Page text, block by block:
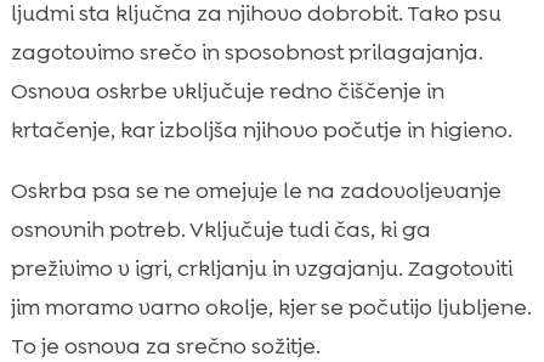
ljudmi sta ključna za njihovo dobrobit. Tako psu
zagotovimo srečo in sposobnost prilagajanja.
Osnova oskrbe vključuje redno čiščenje in
krtačenje, kar izboljša njihovo počutje in higieno.
Oskrba psa se ne omejuje le na zadovoljevanje
osnovnih potreb. Vključuje tudi čas, ki ga
preživimo v igri, crkljanju in vzgajanju. Zagotoviti
jim moramo varno okolje, kjer se počutijo ljubljene.
To je osnova za srečno sožitje.